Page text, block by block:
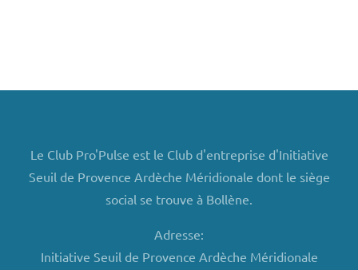
Le Club Pro'Pulse est le Club d'entreprise d'Initiative
Seuil de Provence Ardèche Méridionale dont le siège
social se trouve à Bollène.
Adresse:
Initiative Seuil de Provence Ardèche Méridionale